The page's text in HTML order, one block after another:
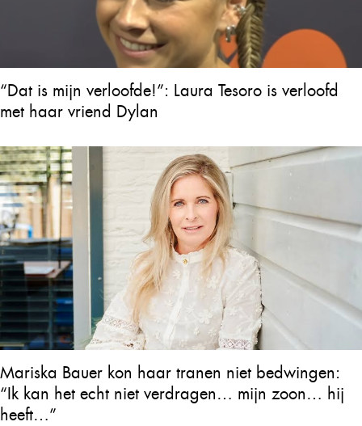
“Dat is mijn verloofde!”: Laura Tesoro is verloofd
met haar vriend Dylan
Mariska Bauer kon haar tranen niet bedwingen:
“Ik kan het echt niet verdragen… mijn zoon… hij
heeft…”